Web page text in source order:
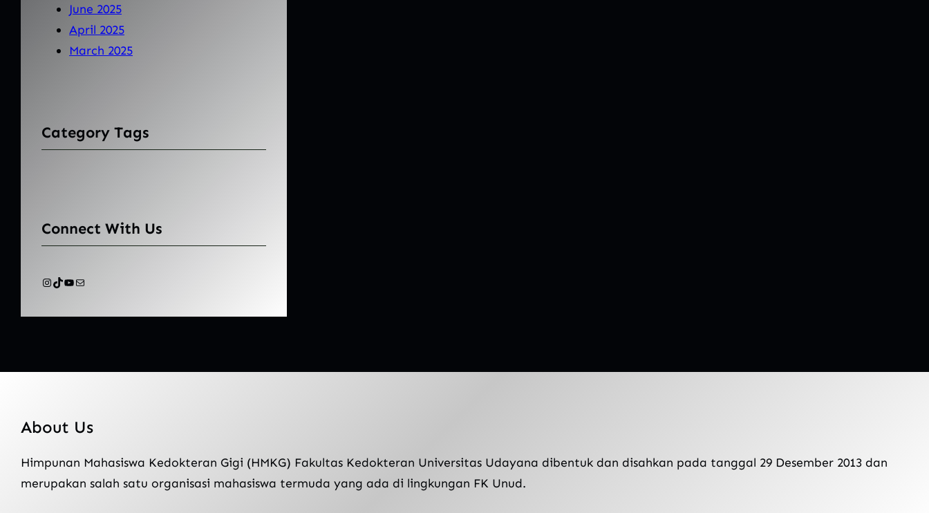
June 2025
April 2025
March 2025
Category Tags
Connect With Us
Instagram TikTok YouTube Mail
About Us
Himpunan Mahasiswa Kedokteran Gigi (HMKG) Fakultas Kedokteran Universitas Udayana dibentuk dan disahkan pada tanggal 29 Desember 2013 dan
merupakan salah satu organisasi mahasiswa termuda yang ada di lingkungan FK Unud.